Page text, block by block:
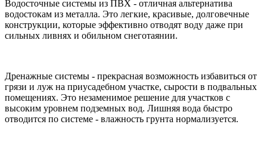
Водосточные системы из ПВХ - отличная альтернатива
водостокам из металла. Это легкие, красивые, долговечные
конструкции, которые эффективно отводят воду даже при
сильных ливнях и обильном снеготаянии.
Дренажные системы - прекрасная возможность избавиться от
грязи и луж на приусадебном участке, сырости в подвальных
помещениях. Это незаменимое решение для участков с
высоким уровнем подземных вод. Лишняя вода быстро
отводится по системе - влажность грунта нормализуется.